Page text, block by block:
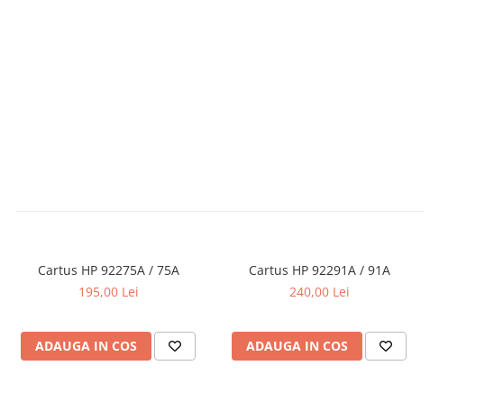
Cartus HP 92275A / 75A
195,00 Lei
ADAUGA IN COS
Cartus HP 92291A / 91A
240,00 Lei
ADAUGA IN COS